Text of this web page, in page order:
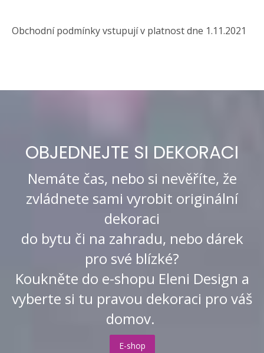
Obchodní podmínky vstupují v platnost dne 1.11.2021
OBJEDNEJTE SI DEKORACI
Nemáte čas, nebo si nevěříte, že
zvládnete sami vyrobit originální
dekoraci
do bytu či na zahradu, nebo dárek
pro své blízké?
Koukněte do e-shopu Eleni Design a
vyberte si tu pravou dekoraci pro váš
domov.
E-shop